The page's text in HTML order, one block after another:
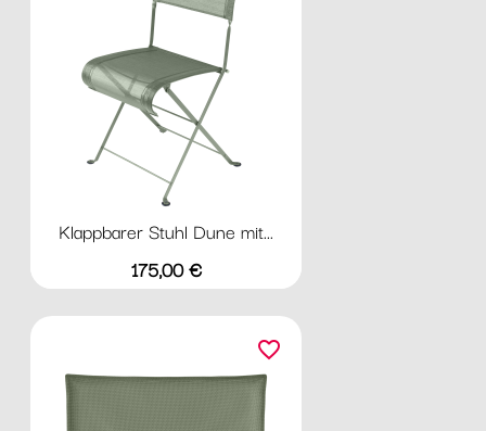
Klappbarer Stuhl Dune mit...
Preis
175,00 €
favorite_border